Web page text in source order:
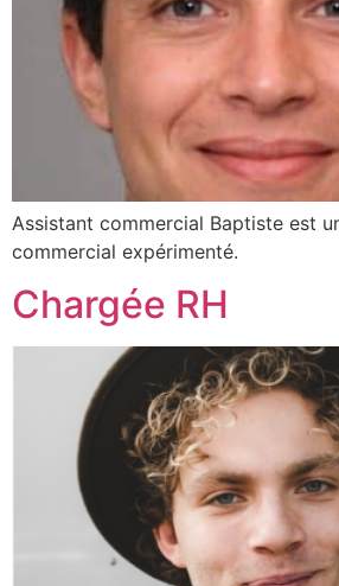
Assistant commercial Baptiste est
commercial expérimenté.
Chargée RH